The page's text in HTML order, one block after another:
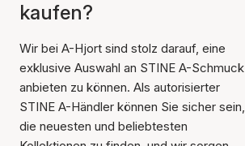
kaufen?
Wir bei A-Hjort sind stolz darauf, eine
exklusive Auswahl an STINE A-Schmuck
anbieten zu können. Als autorisierter
STINE A-Händler können Sie sicher sein,
die neuesten und beliebtesten